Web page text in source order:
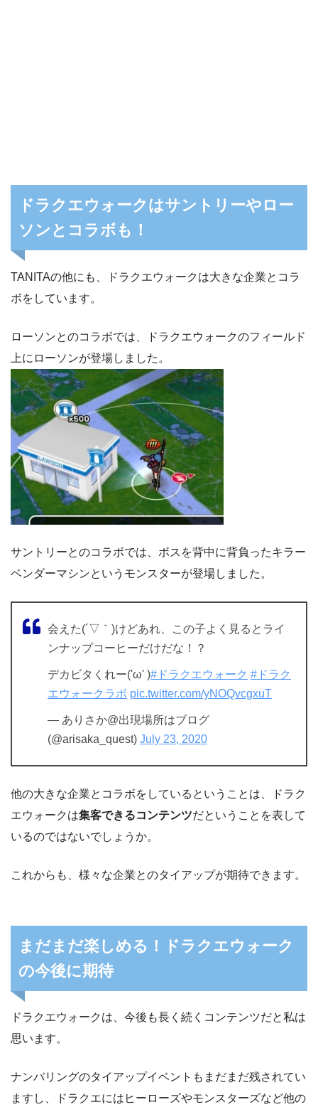
ドラクエウォークはサントリーやロー
ソンとコラボも！
TANITAの他にも、ドラクエウォークは大きな企業とコラ
ボをしています。
ローソンとのコラボでは、ドラクエウォークのフィールド
上にローソンが登場しました。
サントリーとのコラボでは、ボスを背中に背負ったキラー
ベンダーマシンというモンスターが登場しました。
会えた(´▽｀)けどあれ、この子よく見るとライ
ンナップコーヒーだけだな！？
デカビタくれー('ω' )#ドラクエウォーク #ドラク
エウォークラボ pic.twitter.com/yNOQvcgxuT
— ありさか@出現場所はブログ
(@arisaka_quest) July 23, 2020
他の大きな企業とコラボをしているということは、ドラク
エウォークは集客できるコンテンツだということを表して
いるのではないでしょうか。
これからも、様々な企業とのタイアップが期待できます。
まだまだ楽しめる！ドラクエウォーク
の今後に期待
ドラクエウォークは、今後も長く続くコンテンツだと私は
思います。
ナンバリングのタイアップイベントもまだまだ残されてい
ますし、ドラクエにはヒーローズやモンスターズなど他の